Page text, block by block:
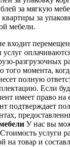
за мягкую
за
мебели.
входит
разгрузочных
того момента,
полную
Если
имеет право на
подтверждает
У нас вы
услуги
на товар и